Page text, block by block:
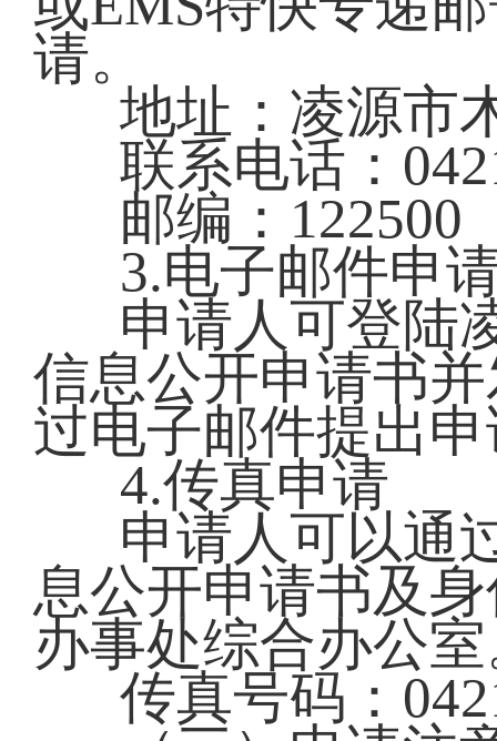
请。
地址：凌源市
联系电话：
邮编：122500
3.电子邮件申
申请人可登陆
信息公开申请书
过电子邮件提出
4.传真申请
申请人可以通
息公开申请书及
办事处综合办公
传真号码：